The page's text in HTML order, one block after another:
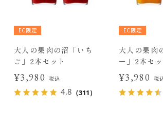
EC限定
大人の果肉の沼「いち
ご」2本セット
¥3,980 税込
4.8 （311）
EC限定
大人の果肉
ー」2本セッ
¥3,980 税